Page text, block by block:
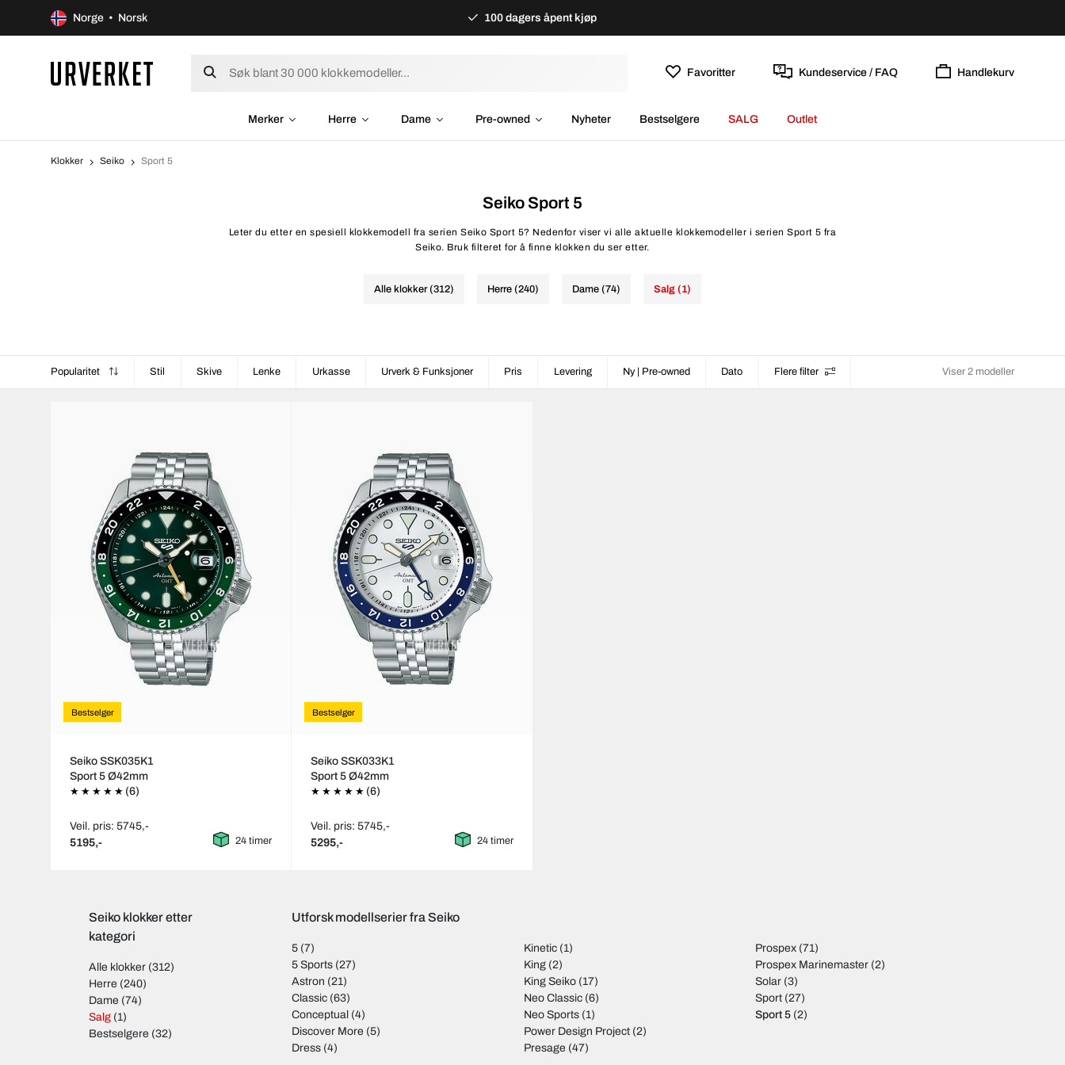
Norge • Norsk 100 dagers åpent kjøp
Favoritter Kundeservice / FAQ Handlekurv
Merker Herre Dame Pre-owned Nyheter Bestselgere SALG Outlet
Klokker Seiko Sport 5
Seiko Sport 5
Leter du etter en spesiell klokkemodell fra serien Seiko Sport 5? Nedenfor viser vi alle aktuelle klokkemodeller i serien Sport 5 fra
Seiko. Bruk filteret for å finne klokken du ser etter.
Alle klokker (312) Herre (240) Dame (74) Salg (1)
Popularitet Stil Skive Lenke Urkasse Urverk & Funksjoner Pris Levering Ny | Pre-owned Dato Flere filter Viser 2 modeller
Bestselger
Seiko SSK035K1
Sport 5 Ø42mm
(6)
Veil. pris: 5745,-
5195,- 24 timer
Bestselger
Seiko SSK033K1
Sport 5 Ø42mm
(6)
Veil. pris: 5745,-
5295,- 24 timer
Seiko klokker etter
kategori
Alle klokker (312)
Herre (240)
Dame (74)
Salg (1)
Bestselgere (32)
Utforsk modellserier fra Seiko
5 (7)
5 Sports (27)
Astron (21)
Classic (63)
Conceptual (4)
Discover More (5)
Dress (4)
Kinetic(1)
King(2)
King Seiko(17)
Neo Classic(6)
Neo Sports(1)
Power Design Project(2)
Presage (47)
Prospex (71)
Prospex Marinemaster (2)
Solar (3)
Sport (27)
Sport 5 (2)